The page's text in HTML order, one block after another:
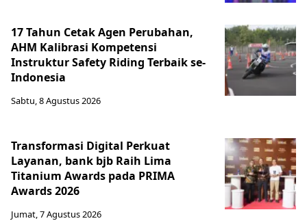
17 Tahun Cetak Agen Perubahan,
AHM Kalibrasi Kompetensi
Instruktur Safety Riding Terbaik se-
Indonesia
Sabtu, 8 Agustus 2026
Transformasi Digital Perkuat
Layanan, bank bjb Raih Lima
Titanium Awards pada PRIMA
Awards 2026
Jumat, 7 Agustus 2026